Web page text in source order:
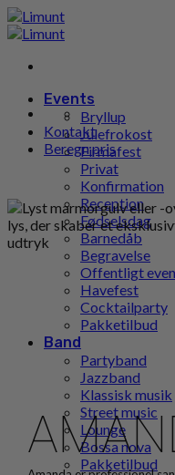
Gå
til
Events
Bryllup
Julefrokost
Firmafest
Privat
Konfirmation
Reception
Fødselsdag
Barnedåb
Begravelse
Offentligt
Havefest
Cocktailparty
Pakketilbud
Band
Partyband
Jazzband
Klassisk musik
Street music
Lounge
Bossa nova
Pakketilbud
Kontakt
Beregn pris